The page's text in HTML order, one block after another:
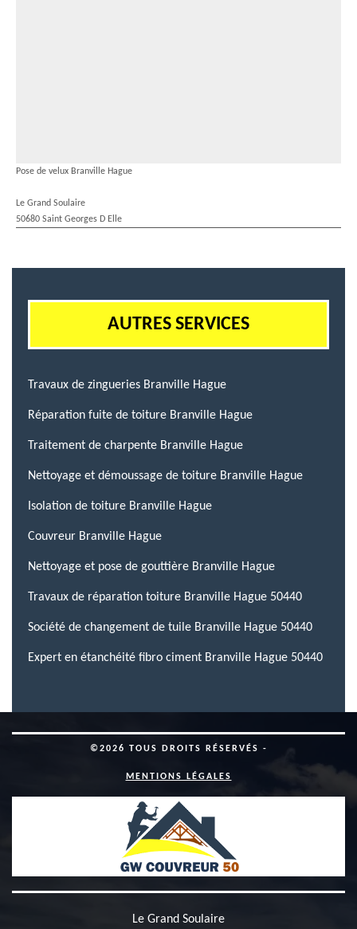
Pose de velux Branville Hague
Le Grand Soulaire
50680 Saint Georges D Elle
AUTRES SERVICES
Travaux de zingueries Branville Hague
Réparation fuite de toiture Branville Hague
Traitement de charpente Branville Hague
Nettoyage et démoussage de toiture Branville Hague
Isolation de toiture Branville Hague
Couvreur Branville Hague
Nettoyage et pose de gouttière Branville Hague
Travaux de réparation toiture Branville Hague 50440
Société de changement de tuile Branville Hague 50440
Expert en étanchéité fibro ciment Branville Hague 50440
©2026 TOUS DROITS RÉSERVÉS -
MENTIONS LÉGALES
Le Grand Soulaire